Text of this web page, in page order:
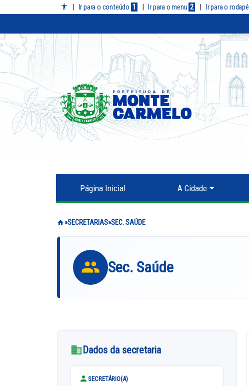
| Ir para o conteúdo 1 | Ir para o menu 2 | Ir para o rodapé
Página Inicial A Cidade
SECRETARIAS SEC. SAÚDE
Sec. Saúde
Dados da secretaria
SECRETÁRIO(A)